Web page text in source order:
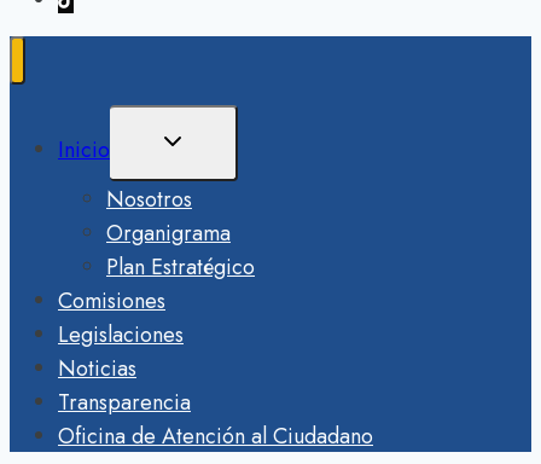
Inicio Ampliar
Menú
Hijo
Nosotros
Organigrama
Plan Estratégico
Comisiones
Legislaciones
Noticias
Transparencia
Oficina de Atención al Ciudadano